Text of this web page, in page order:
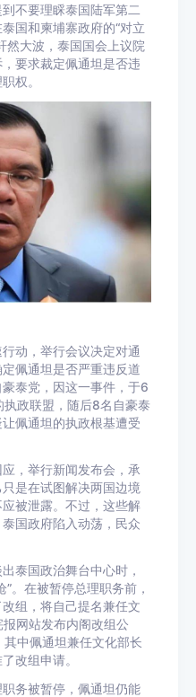
不要理睬泰国陆军第二
国和柬埔寨政府的“对立
然大波，泰国国会上议院
要求裁定佩通坦是否违
权。
动，举行会议决定对通
佩通坦是否严重违反道
泰党，因这一事件，于6
执政联盟，随后8名自豪泰
佩通坦的执政根基遭受
，举行新闻发布会，承
是在试图解决两国边境
被泄露。不过，这些解
国政府陷入动荡，民众
泰国政治舞台中心时，
。在被暂停总理职务前，
组，将自己提名兼任文
网站发布内阁改组公
中佩通坦兼任文化部长
改组申请。
务被暂停，佩通坦仍能